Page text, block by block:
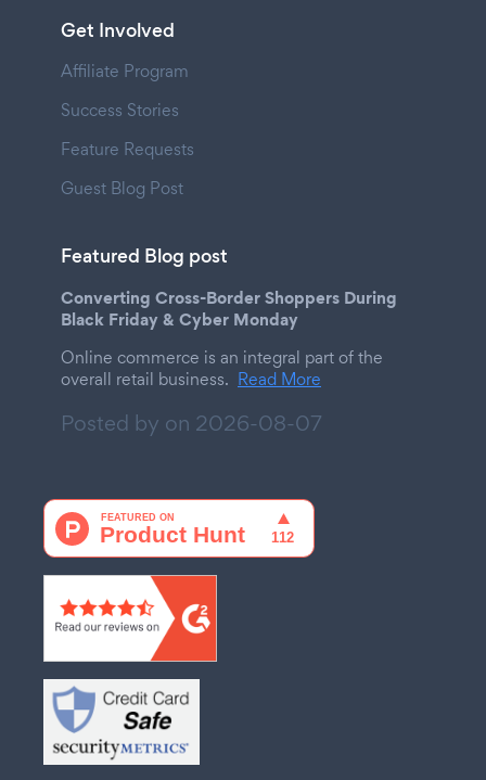
Get Involved
Affiliate Program
Success Stories
Feature Requests
Guest Blog Post
Featured Blog post
Converting Cross-Border Shoppers During
Black Friday & Cyber Monday
Online commerce is an integral part of the
overall retail business. Read More
Posted by on 2026-08-07